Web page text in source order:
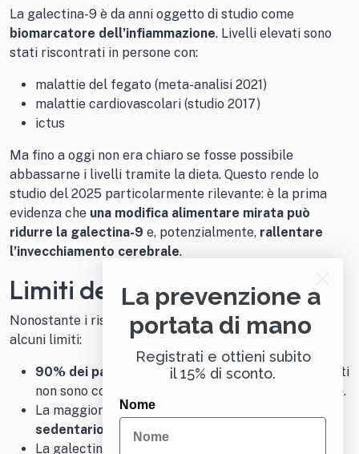
La galectina-9 è da anni oggetto di studio come
biomarcatore dell’infiammazione. Livelli elevati sono
stati riscontrati in persone con:
malattie del fegato (meta-analisi 2021)
malattie cardiovascolari (studio 2017)
ictus
Ma fino a oggi non era chiaro se fosse possibile
abbassarne i livelli tramite la dieta. Questo rende lo
studio del 2025 particolarmente rilevante: è la prima
evidenza che una modifica alimentare mirata può
ridurre la galectina-9 e, potenzialmente, rallentare
l’invecchiamento cerebrale.
Limiti dello studio
Nonostante i risultati promettenti, lo studio presenta
alcuni limiti:
90% dei partecipanti erano uomini, quindi i risultati
non sono completamente generalizzabili alle donne.
La maggior parte seguiva uno
sedentario
e presentava
La galectina-9 è solo uno dei tanti biomarcatori
La prevenzione a
portata di mano
Registrati e ottieni subito
il 15% di sconto.
Nome